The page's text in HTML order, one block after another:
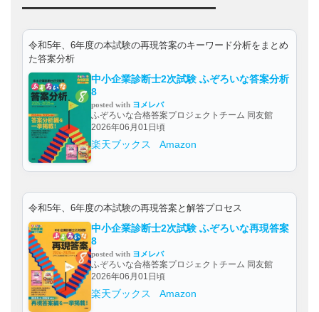
令和5年、6年度の本試験の再現答案のキーワード分析をまとめ
た答案分析
中小企業診断士2次試験 ふぞろいな答案分析
8
posted with ヨメレバ
ふぞろいな合格答案プロジェクトチーム 同友館
2026年06月01日頃
楽天ブックス Amazon
令和5年、6年度の本試験の再現答案と解答プロセス
中小企業診断士2次試験 ふぞろいな再現答案
8
posted with ヨメレバ
ふぞろいな合格答案プロジェクトチーム 同友館
2026年06月01日頃
楽天ブックス Amazon